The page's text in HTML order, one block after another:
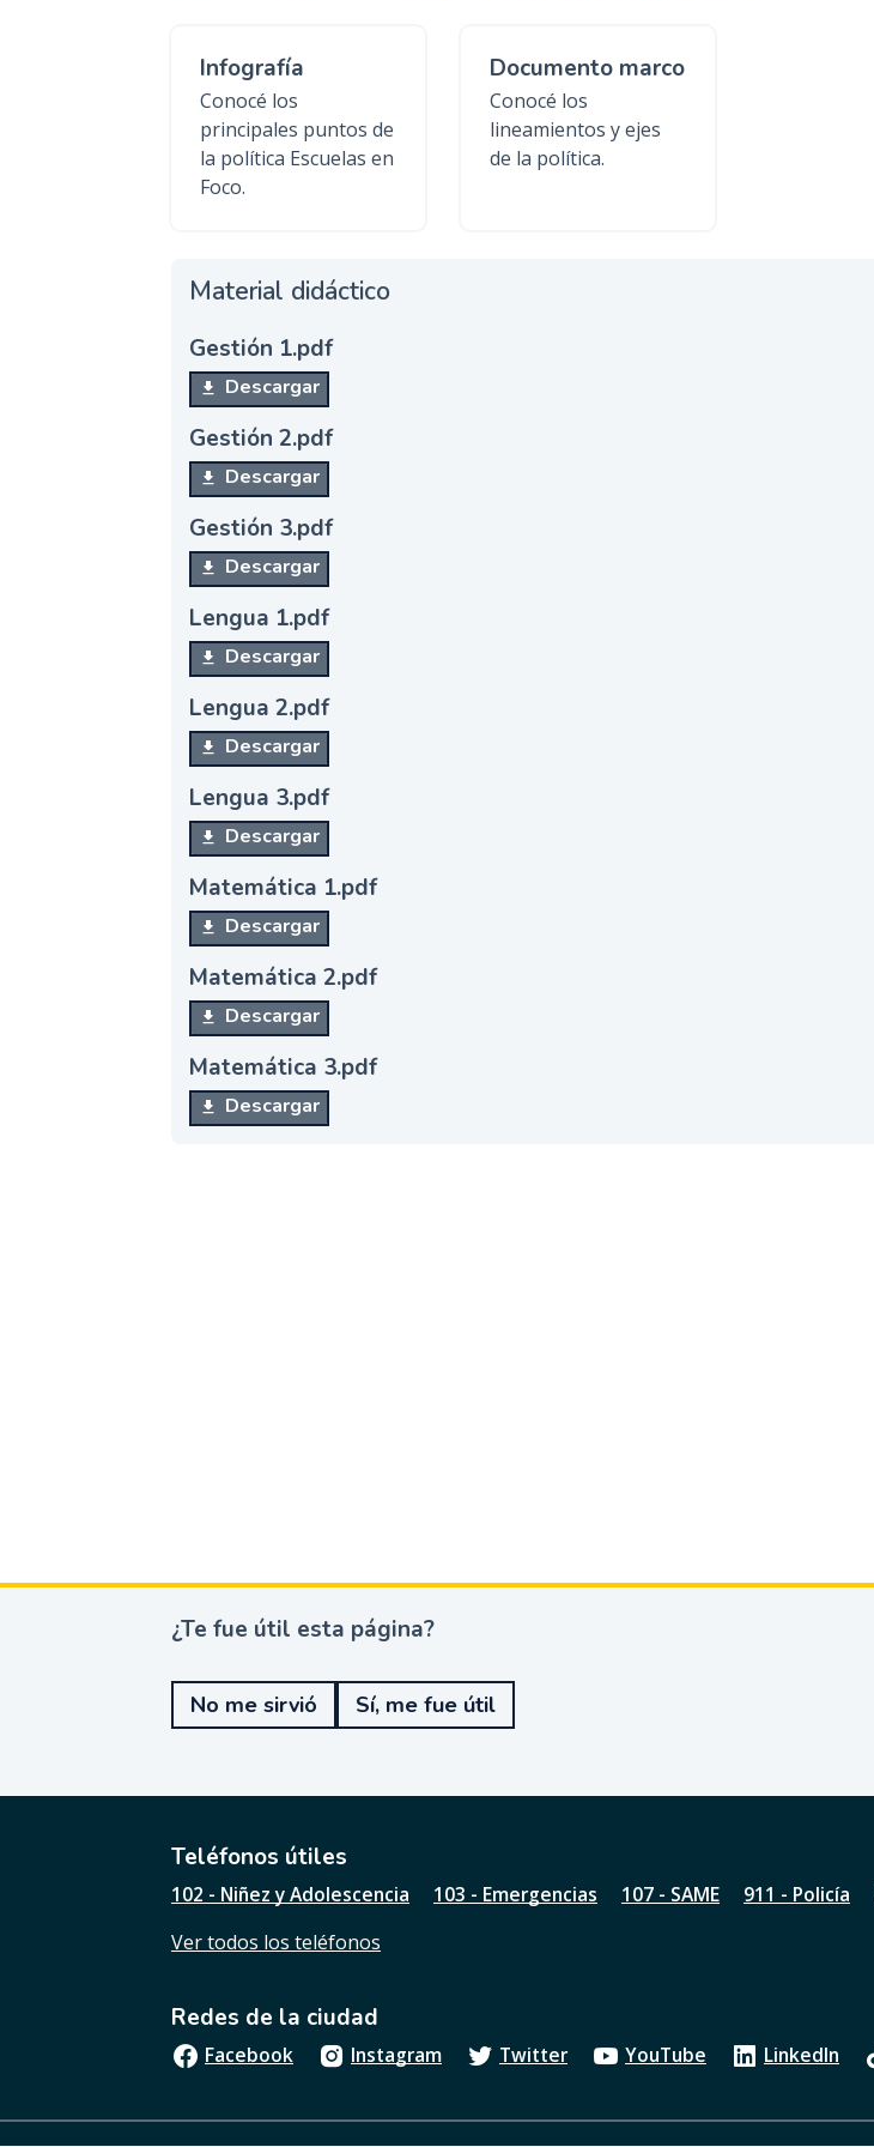
Infografía
Conocé los
principales puntos de
la política Escuelas en
Foco.
Documento marco
Conocé los
lineamientos y ejes
de la política.
Material didáctico
Gestión 1.pdf
Descargar
Gestión 2.pdf
Descargar
Gestión 3.pdf
Descargar
Lengua 1.pdf
Descargar
Lengua 2.pdf
Descargar
Lengua 3.pdf
Descargar
Matemática 1.pdf
Descargar
Matemática 2.pdf
Descargar
Matemática 3.pdf
Descargar
¿
e
u
t
l
s
a
g
i
n
?
¿Te fue útil esta página?
No me sirvió Sí, me fue útil
Teléfonos útiles
102 - Niñez y Adolescencia 103 - Emergencias 107 - SAME 911 - Policía
Ver todos los teléfonos
Redes de la ciudad
Facebook Instagram Twitter YouTube LinkedIn